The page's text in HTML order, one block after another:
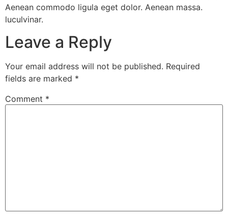
Aenean commodo ligula eget dolor. Aenean massa.
luculvinar.
Leave a Reply
Your email address will not be published. Required
fields are marked *
Comment *